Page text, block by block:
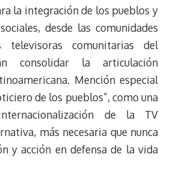
la integración de los pueblos y
desde las comunidades
comunitarias del
consolidar la articulación
Mención especial
de los pueblos”, como una
de la TV
más necesaria que nunca
y acción en defensa de la vida